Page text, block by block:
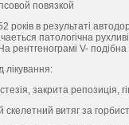
повязкой
рокiв в результатi
патологiчна
рентгенограмi V- подiбна
лiкування:
закрита репозицiя,
витяг за